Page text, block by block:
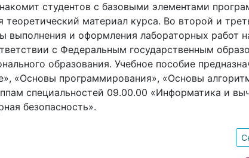
студентов с базовыми элементами
теоретический материал курса. Во второй и
выполнения и оформления лабораторных работ
с Федеральным государственным
образования. Учебное пособие
«Основы программирования», «Основы
специальностей 09.00.00 «Информатика и
безопасность».